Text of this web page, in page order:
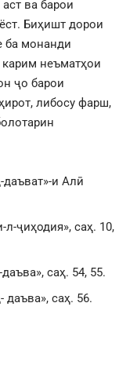
ва барои
Биҳишт дорои
ба монанди
карим неъматҳои
ҷо барои
либосу фарш,
и Алӣ
л-ҷиҳодия», саҳ. 10,
саҳ. 54, 55.
саҳ. 56.